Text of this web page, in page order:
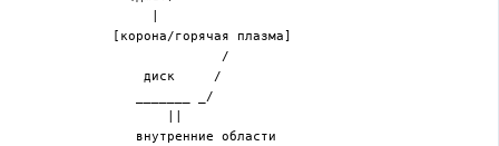
        |
   [корона/горячая плазма]
                 /
       диск     /
      _______ _/
          ||
      внутренние области